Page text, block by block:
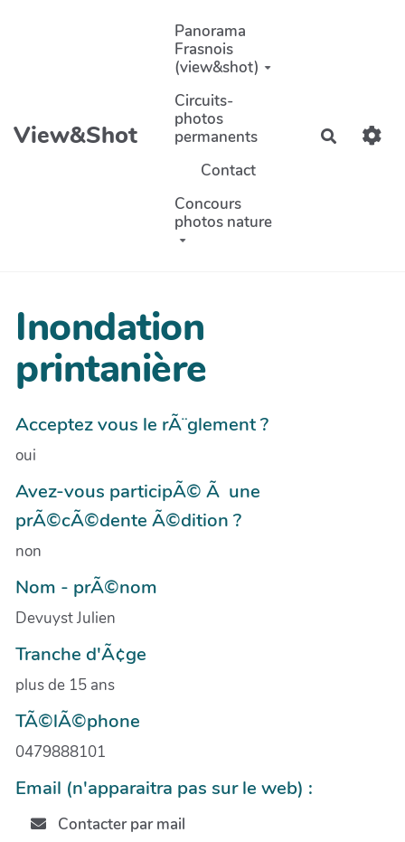
Aller au contenu principal
View&Shot
Panorama
Frasnois
(view&shot)
Circuits-
photos
permanents
Contact
Concours
photos nature
Inondation
printanière
Acceptez vous le rÃ¨glement ?
oui
Avez-vous participÃ© Ã une
prÃ©cÃ©dente Ã©dition ?
non
Nom - prÃ©nom
Devuyst Julien
Tranche d'Ã¢ge
plus de 15 ans
TÃ©lÃ©phone
0479888101
Email (n'apparaitra pas sur le web) :
Contacter par mail